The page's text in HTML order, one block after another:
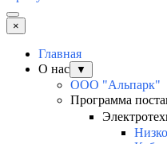
×
Главная
О нас
▼
ООО "Альпарк"
Программа